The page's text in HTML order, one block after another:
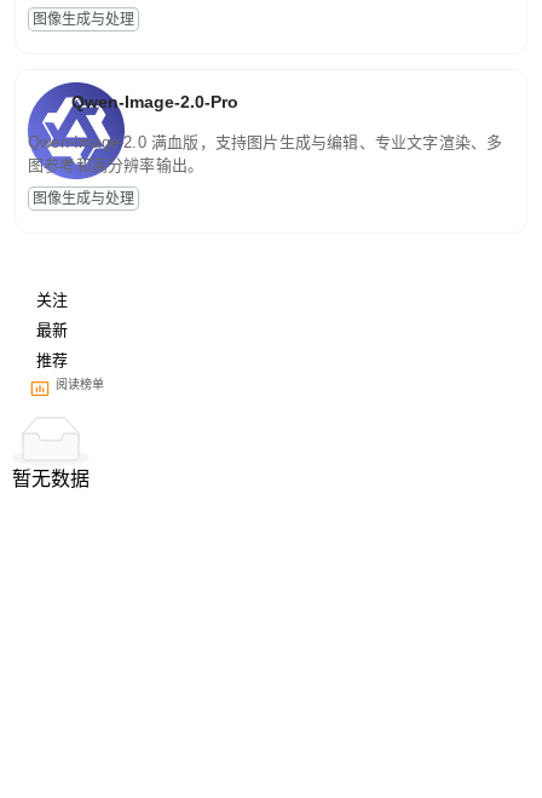
图像生成与处理
Qwen-Image-2.0-Pro
Qwen-Image-2.0 满血版，支持图片生成与编辑、专业文字渲染、多
图参考和高分辨率输出。
图像生成与处理
关注
最新
推荐
阅读榜单
暂无数据